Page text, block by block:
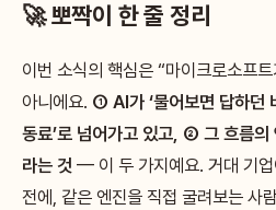
🚀 뽀짝이 한 줄 정리
이번 소식의 핵심은 “마이크로소프
아니에요. ① AI가 ‘물어보면 답하던
동료’로 넘어가고 있고, ② 그 흐름
라는 것 — 이 두 가지예요. 거대 기업
전에, 같은 엔진을 직접 굴려보는 사